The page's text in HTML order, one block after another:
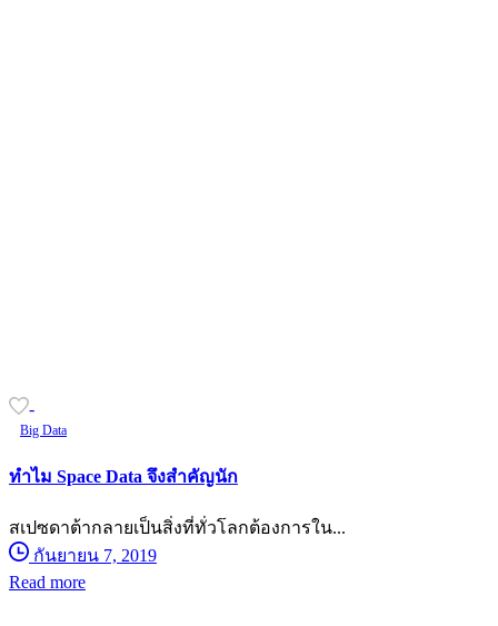
-
Big Data
ทำไม Space Data จึงสำคัญนัก
สเปซดาต้ากลายเป็นสิ่งที่ทั่วโลกต้องการใน...
กันยายน 7, 2019
Read more